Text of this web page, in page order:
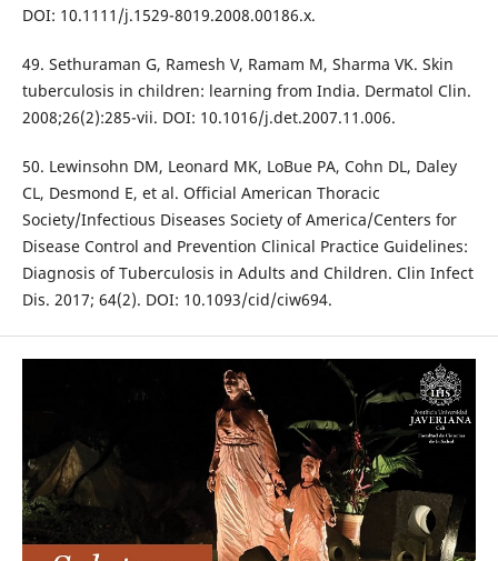
DOI: 10.1111/j.1529-8019.2008.00186.x.
49. Sethuraman G, Ramesh V, Ramam M, Sharma VK. Skin
tuberculosis in children: learning from India. Dermatol Clin.
2008;26(2):285-vii. DOI: 10.1016/j.det.2007.11.006.
50. Lewinsohn DM, Leonard MK, LoBue PA, Cohn DL, Daley
CL, Desmond E, et al. Official American Thoracic
Society/Infectious Diseases Society of America/Centers for
Disease Control and Prevention Clinical Practice Guidelines:
Diagnosis of Tuberculosis in Adults and Children. Clin Infect
Dis. 2017; 64(2). DOI: 10.1093/cid/ciw694.